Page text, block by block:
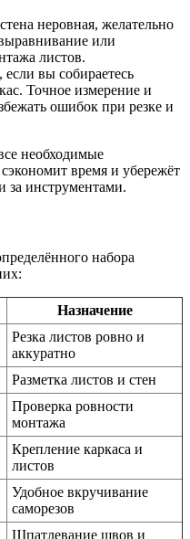
неровная, желательно
или
листов.
вы собираетесь
Точное измерение и
ошибок при резке и
необходимые
время и убережёт
за инструментами.
набора
Назначение
Резка листов ровно и
аккуратно
Разметка листов и стен
Проверка ровности
монтажа
Крепление каркаса и
листов
Удобное вкручивание
саморезов
Шпатлевание швов и